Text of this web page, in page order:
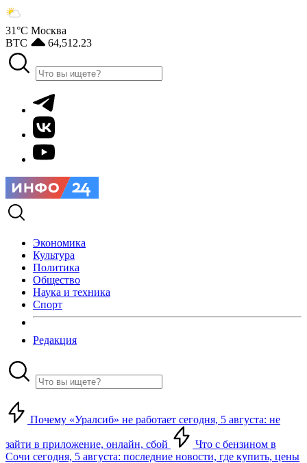
31°С Москва
BTC
64,512.23
Экономика
Культура
Политика
Общество
Наука и техника
Спорт
Редакция
Почему «Уралсиб» не работает сегодня, 5 августа: не
зайти в приложение, онлайн, сбой
Что с бензином в
Сочи сегодня, 5 августа: последние новости, где купить, цены